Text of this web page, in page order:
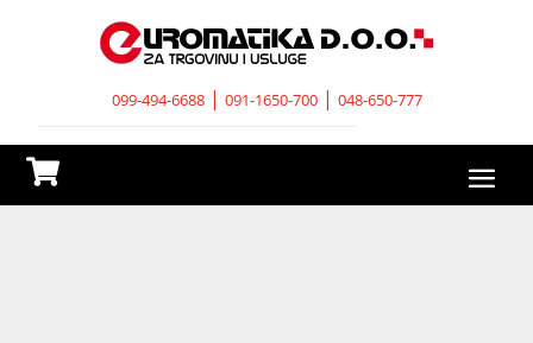
099-494-6688| 091-1650-700| 048-650-777
